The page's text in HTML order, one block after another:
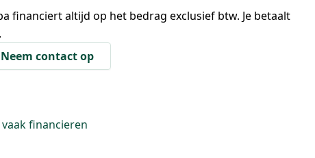
financiert altijd op het bedrag exclusief btw. Je betaalt
Neem contact op